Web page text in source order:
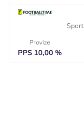
Sport
Provize
PPS 10,00 %